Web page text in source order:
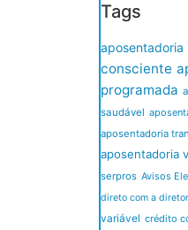
Tags
aposentadoria
consciente
programada
saudável
aposentadoria
aposentadoria
serpros Avisos
direto com a
variável crédito